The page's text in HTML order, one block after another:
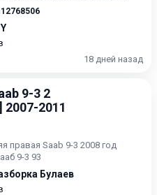
Оригинал\n—...
12768506
18 дней назад
9-3 2
2007-2011
правая Saab 9-3 2008 год
9-3 93
Булаев